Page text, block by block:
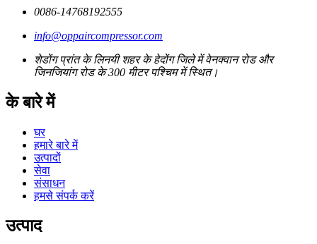
0086-14768192555
info@oppaircompressor.com
शेडोंग प्रांत के लिनयी शहर के हेदोंग जिले में वेनक्वान रोड और
जिनजियांग रोड के 300 मीटर पश्चिम में स्थित।
के बारे में
घर
हमारे बारे में
उत्पादों
सेवा
संसाधन
हमसे संपर्क करें
उत्पाद